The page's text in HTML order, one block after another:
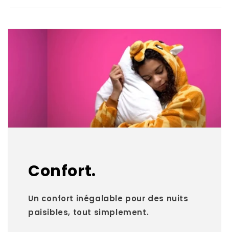
Confort.
Un confort inégalable pour des nuits
paisibles, tout simplement.